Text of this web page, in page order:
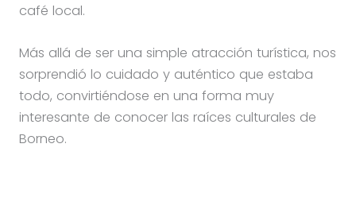
café local.
Más allá de ser una simple atracción turística, nos
sorprendió lo cuidado y auténtico que estaba
todo, convirtiéndose en una forma muy
interesante de conocer las raíces culturales de
Borneo.